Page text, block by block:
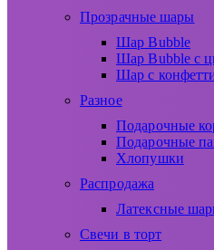
Прозрачные шары
Шар Bubble
Шар Bubble с
Шар с
Разное
Подарочные
Подарочные
Хлопушки
Распродажа
Латексные
Свечи в торт